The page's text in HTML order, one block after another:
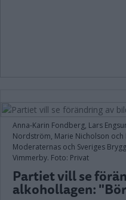
Anna-Karin Fondberg, Lars
Nordström, Marie Nicholson
Moderaternas och Sveriges
Vimmerby. Foto: Privat
Partiet vill se
alkohollagen: